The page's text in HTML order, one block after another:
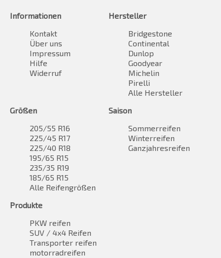
Informationen
Kontakt
Über uns
Impressum
Hilfe
Widerruf
Hersteller
Bridgestone
Continental
Dunlop
Goodyear
Michelin
Pirelli
Alle Hersteller
Größen
205/55 R16
225/45 R17
225/40 R18
195/65 R15
235/35 R19
185/65 R15
Alle Reifengrößen
Saison
Sommerreifen
Winterreifen
Ganzjahresreifen
Produkte
PKW reifen
SUV / 4x4 Reifen
Transporter reifen
motorradreifen